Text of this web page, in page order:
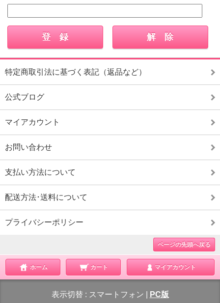
特定商取引法に基づく表記（返品など）
公式ブログ
マイアカウント
お問い合わせ
支払い方法について
配送方法･送料について
プライバシーポリシー
ページの先頭へ戻る
ホーム カート マイアカウント
表示切替 : スマートフォン PC版